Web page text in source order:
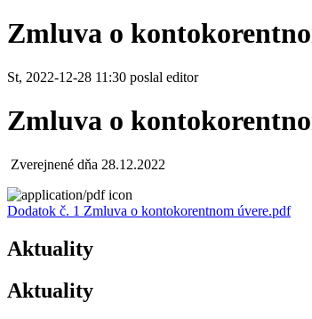
Zmluva o
St, 2022-12-28 11:30 poslal editor
Zmluva o
Zverejnené dňa 28.12.2022
Dodatok č. 1 Zmluva o kontokorentnom úvere.pdf
Aktuality
Aktuality